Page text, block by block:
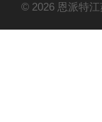
© 2026 恩派特